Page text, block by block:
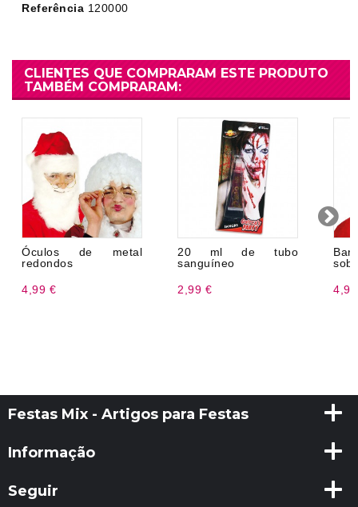
Referência 120000
CLIENTES QUE COMPRARAM ESTE PRODUTO
TAMBÉM COMPRARAM:
Óculos de metal
redondos
4,99 €
20 ml de tubo
sanguíneo
2,99 €
Festas Mix - Artigos para Festas
Informação
Seguir